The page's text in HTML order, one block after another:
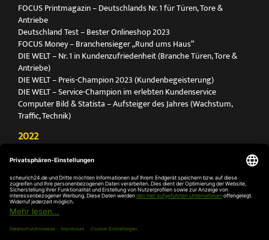
FOCUS Printmagazin – Deutschlands Nr. 1 für Türen, Tore &
Antriebe
Deutschland Test – Bester Onlineshop 2023
FOCUS Money – Branchensieger „Rund ums Haus“
DIE WELT – Nr. 1 in Kundenzufriedenheit (Branche Türen, Tore &
Antriebe)
DIE WELT – Preis-Champion 2023 (Kundenbegeisterung)
DIE WELT – Service-Champion im erlebten Kundenservice
Computer Bild & Statista – Aufsteiger des Jahres (Wachstum,
Traffic, Technik)
2022
Antriebe
Deutschland Test – Bester Onlineshop 2022
FOCUS Money – Branchensieger „Rund ums Haus“
DIE WELT – Service-Champion im erlebten Kundenservice
DIE WELT – Branchengewinner Gold-Rang (Türen, Tore & Antriebe)